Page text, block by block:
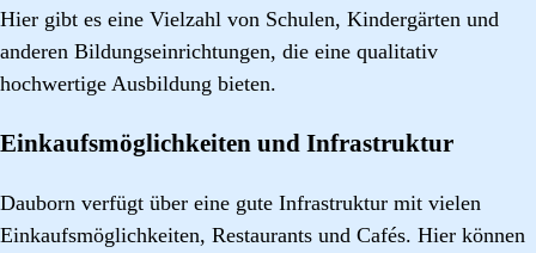
Hier gibt es eine Vielzahl von Schulen, Kindergärten und
anderen Bildungseinrichtungen, die eine qualitativ
hochwertige Ausbildung bieten.
Einkaufsmöglichkeiten und Infrastruktur
Dauborn verfügt über eine gute Infrastruktur mit vielen
Einkaufsmöglichkeiten, Restaurants und Cafés. Hier können